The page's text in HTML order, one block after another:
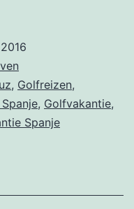
, Golfreizen,
, Golfvakantie,
Spanje